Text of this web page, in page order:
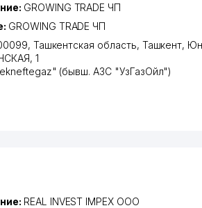
GROWING TRADE ЧП
GROWING TRADE ЧП
Ташкентская область, Ташкент,
, 1
(бывш. АЗС "УзГазОйл")
REAL INVEST IMPEX ООО